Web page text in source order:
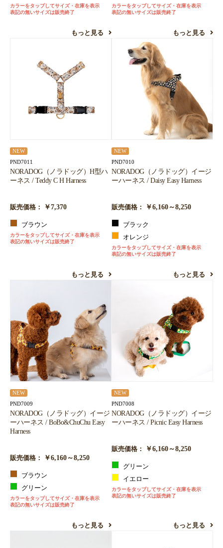
カラーをタップしてサイズ・在庫を表示
表記の無いサイズは販売終了
もっと見る
カラーをタップしてサイズ・在庫を表示
表記の無いサイズは販売終了
もっと見る
NEW
PND7011
NORADOG（ノラドッグ）H型ハ
ーネス / Teddy C H Harness
販売価格： ￥7,370
ブラウン
カラーをタップしてサイズ・在庫を表示
表記の無いサイズは販売終了
もっと見る
NEW
PND7010
NORADOG（ノラドッグ）イージ
ーハーネス / Daisy Easy Harness
販売価格： ￥6,160～8,250
ブラック
オレンジ
カラーをタップしてサイズ・在庫を表示
表記の無いサイズは販売終了
もっと見る
NEW
PND7009
NORADOG（ノラドッグ）イージ
ーハーネス / BoBo&ChuChu Easy
Harness
販売価格： ￥6,160～8,250
ブラウン
グリーン
カラーをタップしてサイズ・在庫を表示
表記の無いサイズは販売終了
もっと見る
NEW
PND7008
NORADOG（ノラドッグ）イージ
ーハーネス / Picnic Easy Harness
販売価格： ￥6,160～8,250
グリーン
イエロー
カラーをタップしてサイズ・在庫を表示
表記の無いサイズは販売終了
もっと見る